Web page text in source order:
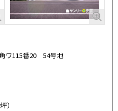
ワ115番20 54号地
）